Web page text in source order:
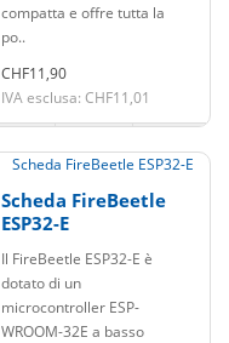
compatta e offre tutta la
po..
CHF11,90
IVA esclusa: CHF11,01
Scheda FireBeetle
ESP32-E
Il FireBeetle ESP32-E è
dotato di un
microcontroller ESP-
WROOM-32E a basso